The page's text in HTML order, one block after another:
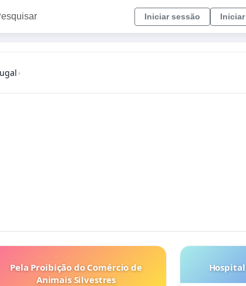
Iniciar sessão
›
Pela Proibição do Comércio de
Animais Silvestres